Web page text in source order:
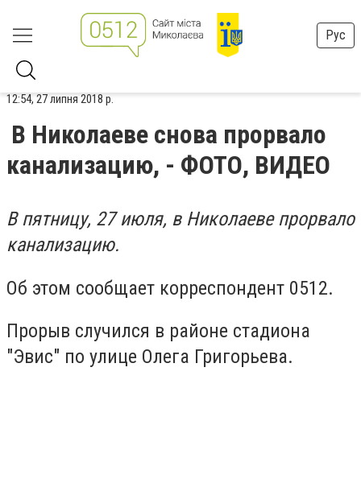
Рус
12:54, 27 липня 2018 р.
В Николаеве снова прорвало
канализацию, - ФОТО, ВИДЕО
В пятницу, 27 июля, в Николаеве прорвало
канализацию.
Об этом сообщает корреспондент 0512.
Прорыв случился в районе стадиона
"Эвис" по улице Олега Григорьева.